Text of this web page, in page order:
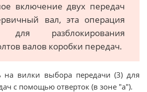
включение двух передач
вал, эта операция
для разблокирования
валов коробки передач.
на вилки выбора передачи (3) для
с помощью отверток (в зоне "a").